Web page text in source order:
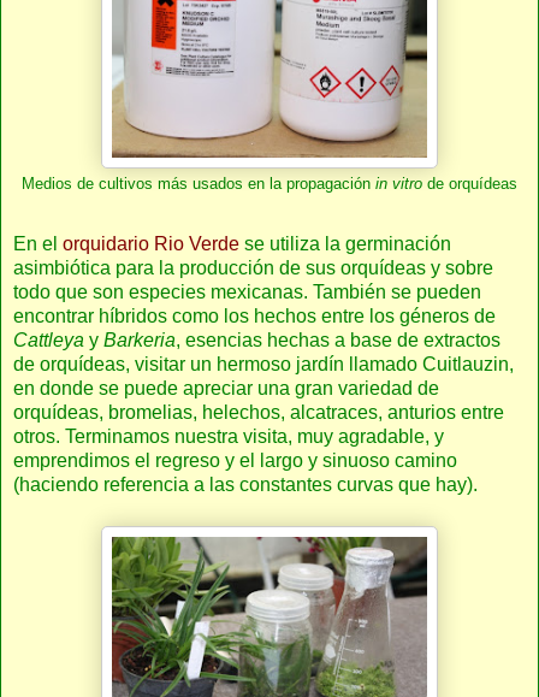
Medios de cultivos más usados en la propagación in vitro de orquídeas
En el orquidario Rio Verde se utiliza la germinación
asimbiótica para la producción de sus orquídeas y sobre
todo que son especies mexicanas. También se pueden
encontrar híbridos como los hechos entre los géneros de
Cattleya y Barkeria, esencias hechas a base de extractos
de orquídeas, visitar un hermoso jardín llamado Cuitlauzin,
en donde se puede apreciar una gran variedad de
orquídeas, bromelias, helechos, alcatraces, anturios entre
otros. Terminamos nuestra visita, muy agradable, y
emprendimos el regreso y el largo y sinuoso camino
(haciendo referencia a las constantes curvas que hay).